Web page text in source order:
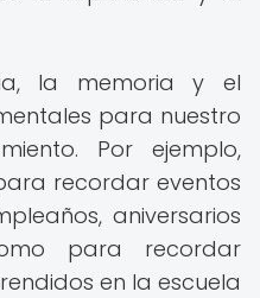
la memoria y el
para nuestro
Por ejemplo,
recordar eventos
aniversarios
para recordar
en la escuela